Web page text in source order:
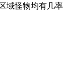
域怪物均有几